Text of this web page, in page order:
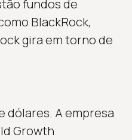
fundos de
BlackRock,
gira em torno de
dólares. A empresa
Growth